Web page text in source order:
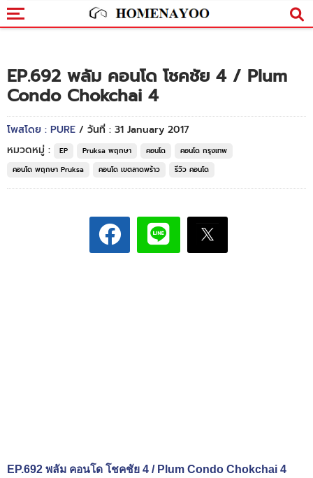
EP.692 พลัม คอนโด โชคชัย 4 / Plum
Condo Chokchai 4
โพสโดย : PURE / วันที่ : 31 January 2017
หมวดหมู่ :
EP Pruksa พฤกษา คอนโด
คอนโด กรุงเทพ
คอนโด พฤกษา Pruksa
คอนโด เขตลาดพร้าว รีวิว คอนโด
EP.692 พลัม คอนโด โชคชัย 4 / Plum Condo Chokchai 4